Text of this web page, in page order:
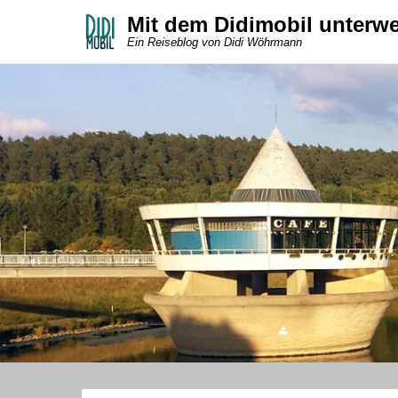
Mit dem Didimobil
Ein Reiseblog von Didi Wöhrmann